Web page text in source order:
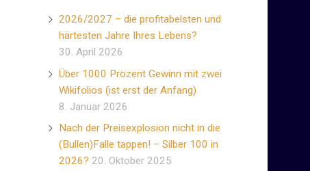
2026/2027 – die profitabelsten und
härtesten Jahre Ihres Lebens?
30. April 2026
Über 1000 Prozent Gewinn mit zwei
Wikifolios (ist erst der Anfang)
8. Januar 2026
Nach der Preisexplosion nicht in die
(Bullen)Falle tappen! – Silber 100 in
2026? 20. Oktober 2025